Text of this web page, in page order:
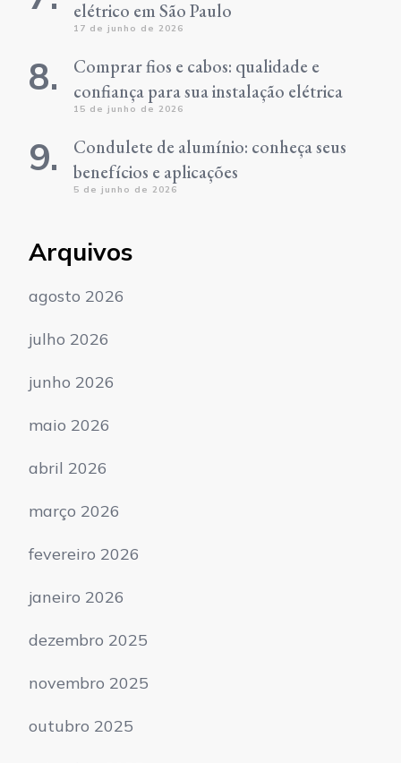
elétrico em São Paulo
17 de junho de 2026
Comprar fios e cabos: qualidade e
confiança para sua instalação elétrica
15 de junho de 2026
Condulete de alumínio: conheça seus
benefícios e aplicações
5 de junho de 2026
Arquivos
agosto 2026
julho 2026
junho 2026
maio 2026
abril 2026
março 2026
fevereiro 2026
janeiro 2026
dezembro 2025
novembro 2025
outubro 2025